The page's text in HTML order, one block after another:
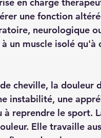
une fonction
neurologique
un muscle isolé
cheville, la douleur
instabilité, une
reprendre le sport.
Elle travaille